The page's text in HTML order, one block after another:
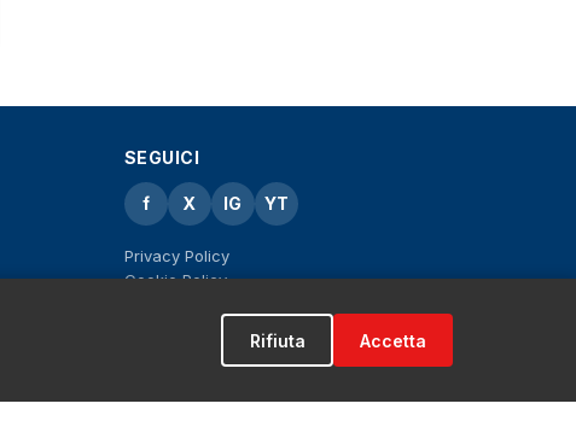
SEGUICI
f X IG YT
Privacy Policy
Cookie Policy
Rifiuta Accetta